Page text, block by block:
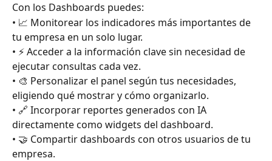
Con los Dashboards puedes:
• 📈 Monitorear los indicadores más importantes de
tu empresa en un solo lugar.
• ⚡ Acceder a la información clave sin necesidad de
ejecutar consultas cada vez.
• 🎨 Personalizar el panel según tus necesidades,
eligiendo qué mostrar y cómo organizarlo.
• 🔗 Incorporar reportes generados con IA
directamente como widgets del dashboard.
• 🤝 Compartir dashboards con otros usuarios de tu
empresa.